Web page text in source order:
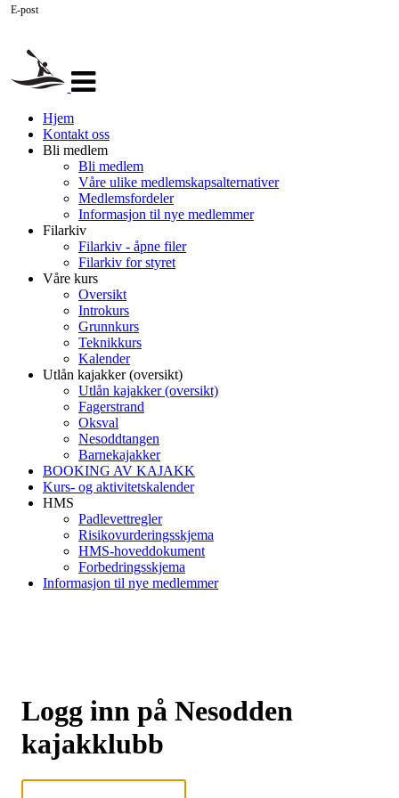
navigasjon
Hjem
Kontakt oss
Bli medlem
Bli medlem
Våre ulike medlemskapsalternativer
Medlemsfordeler
Informasjon til nye medlemmer
Filarkiv
Filarkiv - åpne filer
Filarkiv for styret
Våre kurs
Oversikt
Introkurs
Grunnkurs
Teknikkurs
Kalender
Utlån kajakker (oversikt)
Utlån kajakker (oversikt)
Fagerstrand
Oksval
Nesoddtangen
Barnekajakker
BOOKING AV KAJAKK
Kurs- og aktivitetskalender
HMS
Padlevettregler
Risikovurderingsskjema
HMS-hoveddokument
Forbedringsskjema
Informasjon til nye medlemmer
Logg inn på Nesodden
kajakklubb
E-post